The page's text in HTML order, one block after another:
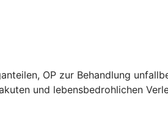
OP zur Behandlung
und lebensbedrohlichen